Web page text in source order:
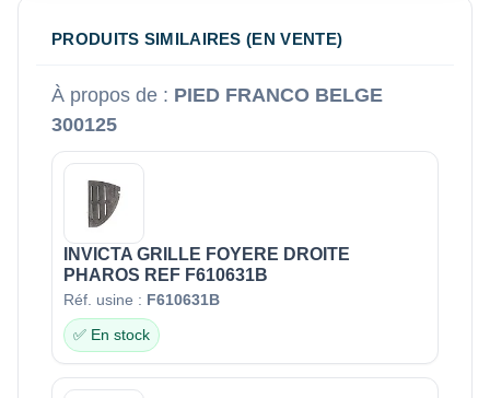
PRODUITS SIMILAIRES (EN VENTE)
À propos de : PIED FRANCO BELGE
300125
INVICTA GRILLE FOYERE DROITE
PHAROS REF F610631B
Réf. usine : F610631B
✅ En stock